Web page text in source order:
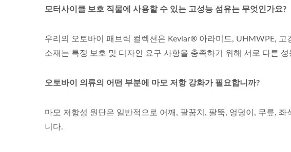
모터사이클 보호 직물에 사용할 수 있는 고성능 섬유는 무엇인가요?
우리의 오토바이 패브릭 컬렉션은 Kevlar® 아라미드, UHMWPE,
소재는 특정 보호 및 디자인 요구 사항을 충족하기 위해 서로 다른
오토바이 의류의 어떤 부분에 마모 저항 강화가 필요합니까?
마모 저항성 원단은 일반적으로 어깨, 팔꿈치, 팔뚝, 엉덩이, 무릎,
니다.